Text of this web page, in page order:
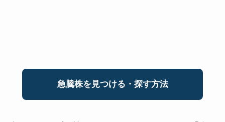
急騰株を見つける・探す方法